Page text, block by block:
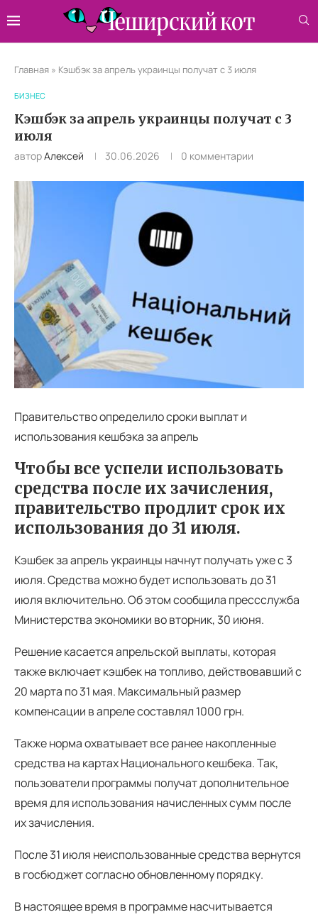
Главная » Кэшбэк за апрель украинцы получат с 3 июля
БИЗНЕС
Кэшбэк за апрель украинцы получат с 3
июля
авторАлексей 30.06.2026 0 комментарии
Правительство определило сроки выплат и
использования кешбэка за апрель
Чтобы все успели использовать
средства после их зачисления,
правительство продлит срок их
использования до 31 июля.
Кэшбек за апрель украинцы начнут получать уже с 3
июля. Средства можно будет использовать до 31
июля включительно. Об этом сообщила прессслужба
Министерства экономики во вторник, 30 июня.
Решение касается апрельской выплаты, которая
также включает кэшбек на топливо, действовавший с
20 марта по 31 мая. Максимальный размер
компенсации в апреле составлял 1000 грн.
Также норма охватывает все ранее накопленные
средства на картах Национального кешбека. Так,
пользователи программы получат дополнительное
время для использования начисленных сумм после
их зачисления.
После 31 июля неиспользованные средства вернутся
в госбюджет согласно обновленному порядку.
В настоящее время в программе насчитывается